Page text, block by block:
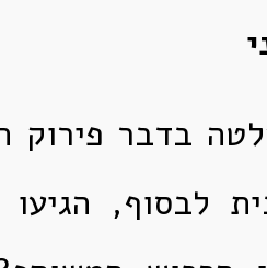
בדבר פירוק
לבסוף,